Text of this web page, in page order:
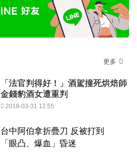
更多
「法官判得好！」酒駕撞死烘焙師
金錢豹酒女遭重判
2018-03-31 12:55
台中阿伯拿折疊刀 反被打到
「眼凸、爆血」昏迷